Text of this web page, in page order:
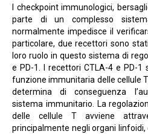
I checkpoint immunologici,
parte di un complesso
normalmente impedisce il
particolare, due recettori sono
loro ruolo in questo sistema di
e PD-1. I recettori CTLA-4 e PD-1
funzione immunitaria delle cellule
determina di conseguenza
sistema immunitario. La
delle cellule T avviene
principalmente negli organi